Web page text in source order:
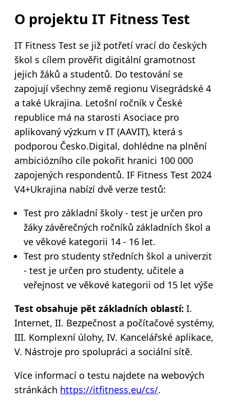
O projektu IT Fitness Test
IT Fitness Test se již potřetí vrací do českých
škol s cílem prověřit digitální gramotnost
jejich žáků a studentů. Do testování se
zapojují všechny země regionu Visegrádské 4
a také Ukrajina. Letošní ročník v České
republice má na starosti Asociace pro
aplikovaný výzkum v IT (AAVIT), která s
podporou Česko.Digital, dohlédne na plnění
ambiciózního cíle pokořit hranici 100 000
zapojených respondentů. IF Fitness Test 2024
V4+Ukrajina nabízí dvě verze testů:
Test pro základní školy - test je určen pro
žáky závěrečných ročníků základních škol a
ve věkové kategorii 14 - 16 let.
Test pro studenty středních škol a univerzit
- test je určen pro studenty, učitele a
veřejnost ve věkové kategorii od 15 let výše
Test obsahuje pět základních oblastí: I.
Internet, II. Bezpečnost a počítačové systémy,
III. Komplexní úlohy, IV. Kancelářské aplikace,
V. Nástroje pro spolupráci a sociální sítě.
Více informací o testu najdete na webových
stránkách https://itfitness.eu/cs/.